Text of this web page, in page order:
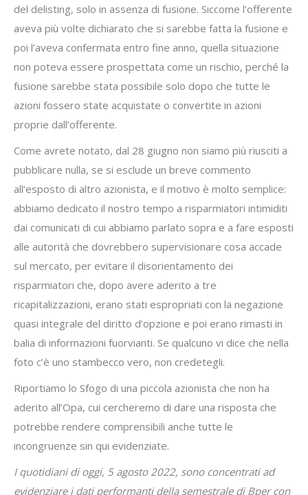
del delisting, solo in assenza di fusione. Siccome l’offerente
aveva più volte dichiarato che si sarebbe fatta la fusione e
poi l’aveva confermata entro fine anno, quella situazione
non poteva essere prospettata come un rischio, perché la
fusione sarebbe stata possibile solo dopo che tutte le
azioni fossero state acquistate o convertite in azioni
proprie dall’offerente.
Come avrete notato, dal 28 giugno non siamo più riusciti a
pubblicare nulla, se si esclude un breve commento
all’esposto di altro azionista, e il motivo è molto semplice:
abbiamo dedicato il nostro tempo a risparmiatori intimiditi
dai comunicati di cui abbiamo parlato sopra e a fare esposti
alle autorità che dovrebbero supervisionare cosa accade
sul mercato, per evitare il disorientamento dei
risparmiatori che, dopo avere aderito a tre
ricapitalizzazioni, erano stati espropriati con la negazione
quasi integrale del diritto d’opzione e poi erano rimasti in
balia di informazioni fuorvianti. Se qualcuno vi dice che nella
foto c’è uno stambecco vero, non credetegli.
Riportiamo lo Sfogo di una piccola azionista che non ha
aderito all’Opa, cui cercheremo di dare una risposta che
potrebbe rendere comprensibili anche tutte le
incongruenze sin qui evidenziate.
I quotidiani di oggi, 5 agosto 2022, sono concentrati ad
evidenziare i dati performanti della semestrale di Bper con